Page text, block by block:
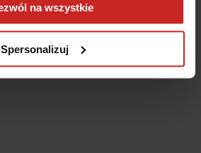
na wszystkie
Spersonalizuj
for more information)